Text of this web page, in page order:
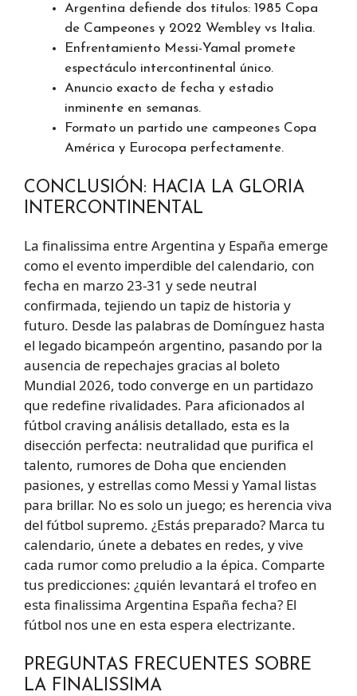
Argentina defiende dos títulos: 1985 Copa
de Campeones y 2022 Wembley vs Italia.
Enfrentamiento Messi-Yamal promete
espectáculo intercontinental único.
Anuncio exacto de fecha y estadio
inminente en semanas.
Formato un partido une campeones Copa
América y Eurocopa perfectamente.
CONCLUSIÓN: HACIA LA GLORIA
INTERCONTINENTAL
La finalissima entre Argentina y España emerge
como el evento imperdible del calendario, con
fecha en marzo 23-31 y sede neutral
confirmada, tejiendo un tapiz de historia y
futuro. Desde las palabras de Domínguez hasta
el legado bicampeón argentino, pasando por la
ausencia de repechajes gracias al boleto
Mundial 2026, todo converge en un partidazo
que redefine rivalidades. Para aficionados al
fútbol craving análisis detallado, esta es la
disección perfecta: neutralidad que purifica el
talento, rumores de Doha que encienden
pasiones, y estrellas como Messi y Yamal listas
para brillar. No es solo un juego; es herencia viva
del fútbol supremo. ¿Estás preparado? Marca tu
calendario, únete a debates en redes, y vive
cada rumor como preludio a la épica. Comparte
tus predicciones: ¿quién levantará el trofeo en
esta finalissima Argentina España fecha? El
fútbol nos une en esta espera electrizante.
PREGUNTAS FRECUENTES SOBRE
LA FINALISSIMA